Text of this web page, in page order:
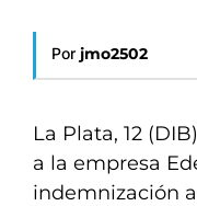
Por jmo2502
La Plata, 12
a la empresa
indemnización